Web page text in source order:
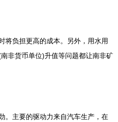
将负担更高的成本。另外，用水用
非货币单位)升值等问题都让南非矿
。主要的驱动力来自汽车生产，在